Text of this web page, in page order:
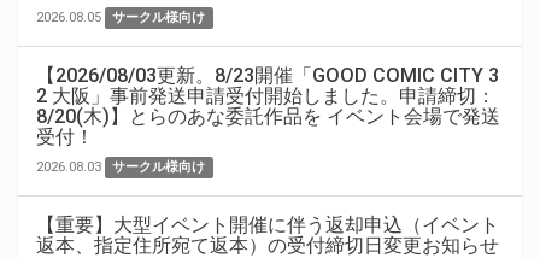
2026.08.05 サークル様向け
【2026/08/03更新。8/23開催「GOOD COMIC CITY 3
2 大阪」事前発送申請受付開始しました。申請締切：
8/20(木)】とらのあな委託作品を イベント会場で発送
受付！
2026.08.03 サークル様向け
【重要】大型イベント開催に伴う返却申込（イベント
返本、指定住所宛て返本）の受付締切日変更お知らせ